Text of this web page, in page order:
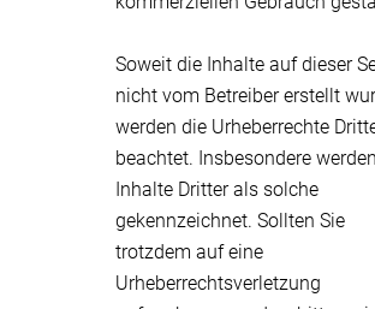
Soweit die Inhalte auf dieser
nicht vom Betreiber erstellt
werden die Urheberrechte
beachtet. Insbesondere werden
Inhalte Dritter als solche
gekennzeichnet. Sollten Sie
trotzdem auf eine
Urheberrechtsverletzung